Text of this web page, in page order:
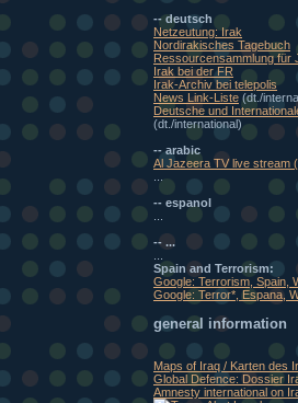
-- deutsch
Netzeutung: Irak
Nordirakisches Tagebuch
Ressourcensammlung für
Irak bei der FR
Irak-Archiv bei telepolis
News Link-Liste (dt./
Deutsche und
(dt./international)
-- arabic
Al Jazeera TV live stream
-- espanol
-- ...
Spain and Terrorism:
Google: Terrorism, Spain,
Google: Terror*, Espana,
general information
Maps of Iraq / Karten des
Global Defence: Dossier
Amnesty international on